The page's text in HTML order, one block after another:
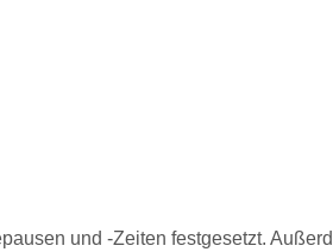
und -Zeiten festgesetzt.